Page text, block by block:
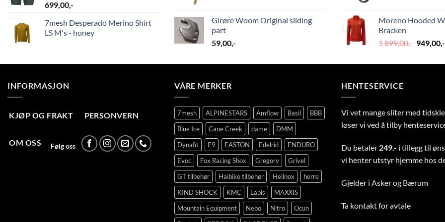
699,00,-
7mesh Desperado Merino Shirt
LS M's - honey
Girøre Woom Original sliding
part
59,00,-
39
Moreno Hooded
Bracken
1 899,00,-
var:
949,00,-
INFORMASJON
KJØP OG FRAKT PERSONVERN
OM OSS Følg oss
VÅRE MERKER
7mesh ALPINESTARS Amflow Basil
BBB
Blue Ice
Cane Creek dame
DMM
Dynafit
E9 EASTON Edelrid
ENDURO
Evoc
Fox Racing Shox Gregory
Grivel
GT tilbehør
Haibike tilbehør Helinox
herre
KIND SHOCK
KMC Lapis
MAXXIS
Mountain Equipment
Nebo Nitro
Ocun
HENTESERVICE
Vi vet mange sliter med
løser vi ved å tilby
Du betaler 249.- i tillegg til
vi henter utstyr hjemme hos
Gjelder i Asker og Bærum
Ta kontaktfor avtale